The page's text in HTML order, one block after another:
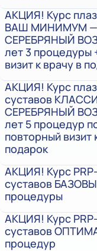
АКЦИЯ! Курс
ВАШ МИНИМУМ —
СЕРЕБРЯНЫЙ
лет 3 процедуры
визит к врачу в
АКЦИЯ! Курс
суставов
СЕРЕБРЯНЫЙ
лет 5 процедур
повторный визит
подарок
АКЦИЯ! Курс
суставов
процедуры
АКЦИЯ! Курс
суставов
процедур